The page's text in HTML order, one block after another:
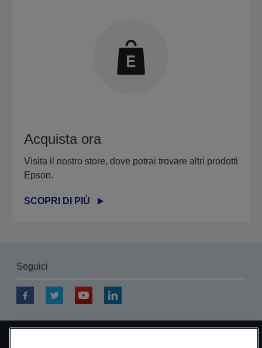
Acquista ora
Visita il nostro store, dove potrai trovare altri prodotti
Epson.
SCOPRI DI PIÙ
Seguici